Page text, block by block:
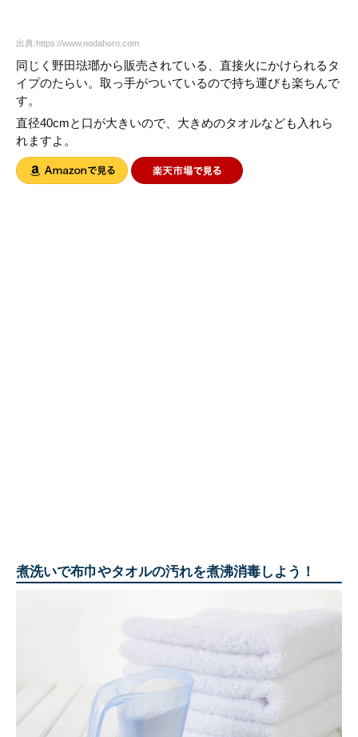
出典:https://www.nodahoro.com
同じく野田琺瑯から販売されている、直接火にかけられるタ
イプのたらい。取っ手がついているので持ち運びも楽ちんで
す。
直径40cmと口が大きいので、大きめのタオルなども入れら
れますよ。
煮洗いで布巾やタオルの汚れを煮沸消毒しよう！